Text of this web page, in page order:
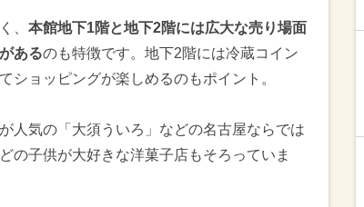
、 本館地下1階と地下2階には広大な売り場面
あるのも特徴です。地下2階には冷蔵コイン
ショッピングが楽しめるのもポイント。
人気の「大須ういろ」などの名古屋ならでは
の子供が大好きな洋菓子店もそろっていま